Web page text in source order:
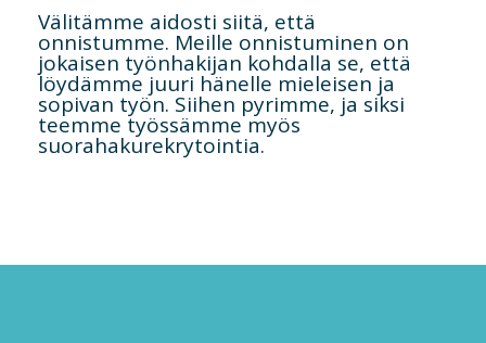
Välitämme aidosti siitä, että
onnistumme. Meille onnistuminen on
jokaisen työnhakijan kohdalla se, että
löydämme juuri hänelle mieleisen ja
sopivan työn. Siihen pyrimme, ja siksi
teemme työssämme myös
suorahakurekrytointia.